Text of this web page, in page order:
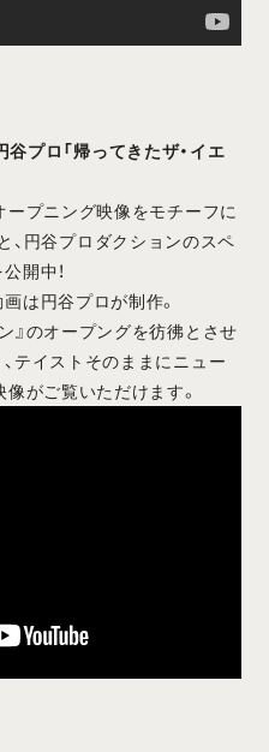
プロ「帰ってきたザ・イエ
ープニング映像をモチーフに
、円谷プロダクションのスペ
開中！
は円谷プロが制作。
』のオープングを彷彿とさせ
テイストそのままにニュー
がご覧いただけます。